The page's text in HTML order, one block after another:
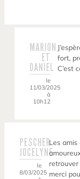
MARION
ET
DANIEL
le
11/03/2025
à
10h12
fort,
C’est
PESCHER
JOCELYNE
le
8/03/2025
Les amis
merci